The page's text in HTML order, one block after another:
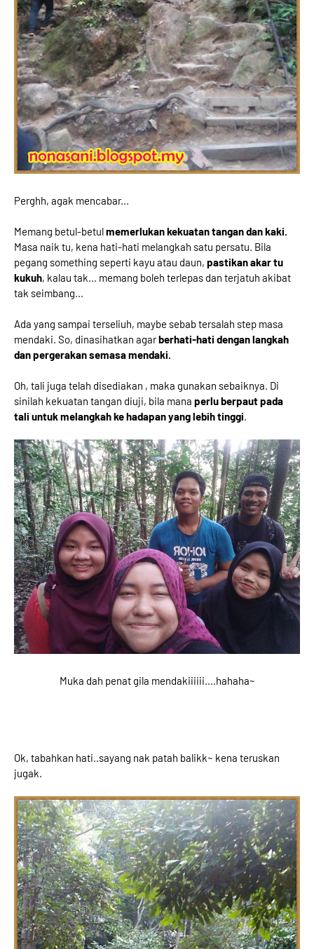
Perghh, agak mencabar...
Memang betul-betulmemerlukan kekuatan tangan dan kaki.
Masa naik tu, kena hati-hati melangkah satu persatu. Bila
pegang something seperti kayu atau daun, pastikan akar tu
kukuh, kalau tak... memang boleh terlepas dan terjatuh akibat
tak seimbang...
Ada yang sampai terseliuh, maybe sebab tersalah step masa
mendaki. So, dinasihatkan agarberhati-hati dengan langkah
dan pergerakan semasa mendaki.
Oh, tali juga telah disediakan , maka gunakan sebaiknya. Di
sinilah kekuatan tangan diuji, bila mana perlu berpaut pada
tali untuk melangkah ke hadapan yang lebih tinggi.
Muka dah penat gila mendakiiiiii....hahaha~
Ok, tabahkan hati..sayang nak patah balikk~ kena teruskan
jugak.